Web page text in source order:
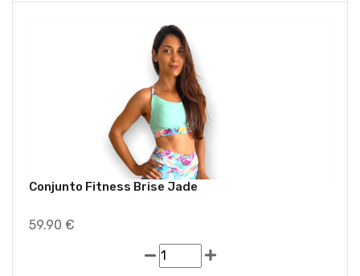
Conjunto Fitness Brise Jade
59.90 €